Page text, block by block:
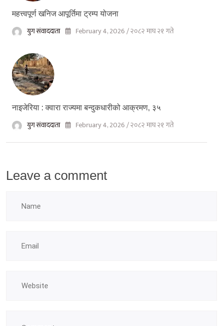
महत्त्वपूर्ण खनिज आपूर्तिमा ट्रम्प योजना
युग संवाददाता February 4, 2026 / २०८२ माघ २१ गते
नाइजेरिया : क्वारा राज्यमा बन्दुकधारीको आक्रमण, ३५
युग संवाददाता February 4, 2026 / २०८२ माघ २१ गते
Leave a comment